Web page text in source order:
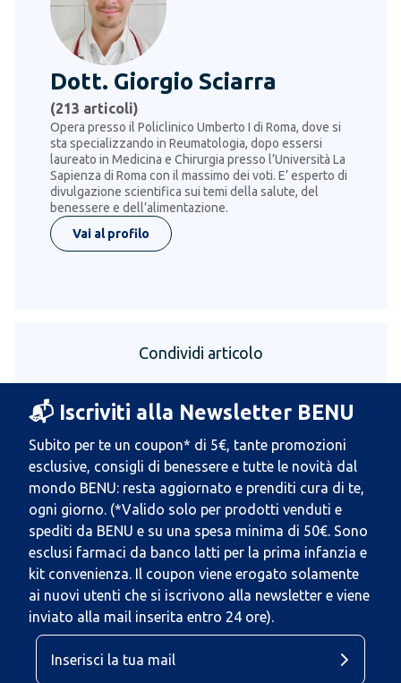
Dott. Giorgio Sciarra
(213 articoli)
Opera presso il Policlinico Umberto I di Roma, dove si
sta specializzando in Reumatologia, dopo essersi
laureato in Medicina e Chirurgia presso l’Università La
Sapienza di Roma con il massimo dei voti. E’ esperto di
divulgazione scientifica sui temi della salute, del
benessere e dell’alimentazione.
Vai al profilo
Condividi articolo
📬 Iscriviti alla Newsletter BENU
Subito per te un coupon* di 5€, tante promozioni
esclusive, consigli di benessere e tutte le novità dal
mondo BENU: resta aggiornato e prenditi cura di te,
ogni giorno. (*Valido solo per prodotti venduti e
spediti da BENU e su una spesa minima di 50€. Sono
esclusi farmaci da banco latti per la prima infanzia e
kit convenienza. Il coupon viene erogato solamente
ai nuovi utenti che si iscrivono alla newsletter e viene
inviato alla mail inserita entro 24 ore).